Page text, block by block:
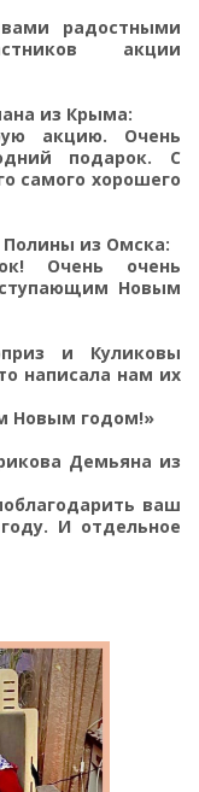
радостными
акции
из Крыма:
акцию. Очень
подарок. С
самого хорошего
из Омска:
Очень очень
Новым
и Куликовы
написала нам их
Новым годом!»
Демьяна из
ваш
И отдельное